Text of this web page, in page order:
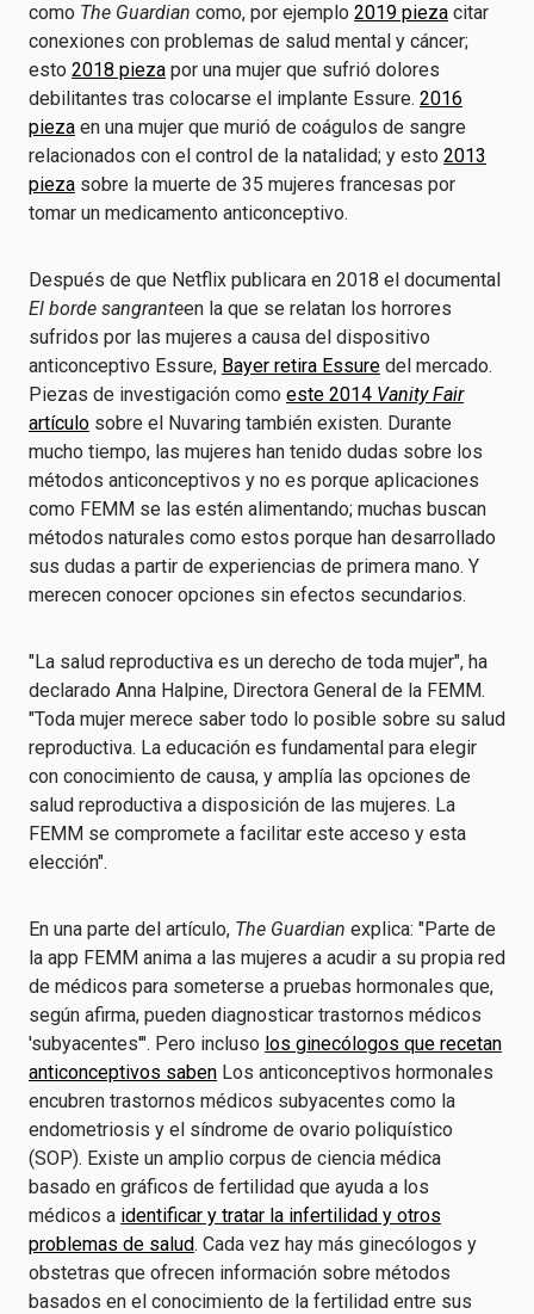
como The Guardian como, por ejemplo 2019 pieza citar
conexiones con problemas de salud mental y cáncer;
esto 2018 pieza por una mujer que sufrió dolores
debilitantes tras colocarse el implante Essure. 2016
pieza en una mujer que murió de coágulos de sangre
relacionados con el control de la natalidad; y esto 2013
pieza sobre la muerte de 35 mujeres francesas por
tomar un medicamento anticonceptivo.
Después de que Netflix publicara en 2018 el documental
El borde sangranteen la que se relatan los horrores
sufridos por las mujeres a causa del dispositivo
anticonceptivo Essure, Bayer retira Essure del mercado.
Piezas de investigación como este 2014 Vanity Fair
artículo sobre el Nuvaring también existen. Durante
mucho tiempo, las mujeres han tenido dudas sobre los
métodos anticonceptivos y no es porque aplicaciones
como FEMM se las estén alimentando; muchas buscan
métodos naturales como estos porque han desarrollado
sus dudas a partir de experiencias de primera mano. Y
merecen conocer opciones sin efectos secundarios.
"La salud reproductiva es un derecho de toda mujer", ha
declarado Anna Halpine, Directora General de la FEMM.
"Toda mujer merece saber todo lo posible sobre su salud
reproductiva. La educación es fundamental para elegir
con conocimiento de causa, y amplía las opciones de
salud reproductiva a disposición de las mujeres. La
FEMM se compromete a facilitar este acceso y esta
elección".
En una parte del artículo, The Guardian explica: "Parte de
la app FEMM anima a las mujeres a acudir a su propia red
de médicos para someterse a pruebas hormonales que,
según afirma, pueden diagnosticar trastornos médicos
'subyacentes'". Pero incluso los ginecólogos que recetan
anticonceptivos saben Los anticonceptivos hormonales
encubren trastornos médicos subyacentes como la
endometriosis y el síndrome de ovario poliquístico
(SOP). Existe un amplio corpus de ciencia médica
basado en gráficos de fertilidad que ayuda a los
médicos a identificar y tratar la infertilidad y otros
problemas de salud. Cada vez hay más ginecólogos y
obstetras que ofrecen información sobre métodos
basados en el conocimiento de la fertilidad entre sus